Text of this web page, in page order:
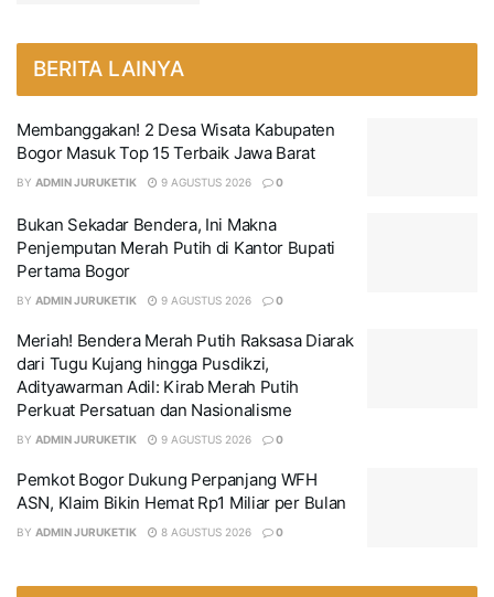
BERITA LAINYA
Membanggakan! 2 Desa Wisata Kabupaten
Bogor Masuk Top 15 Terbaik Jawa Barat
BY ADMIN JURUKETIK 9 AGUSTUS 2026 0
Bukan Sekadar Bendera, Ini Makna
Penjemputan Merah Putih di Kantor Bupati
Pertama Bogor
BY ADMIN JURUKETIK 9 AGUSTUS 2026 0
Meriah! Bendera Merah Putih Raksasa Diarak
dari Tugu Kujang hingga Pusdikzi,
Adityawarman Adil: Kirab Merah Putih
Perkuat Persatuan dan Nasionalisme
BY ADMIN JURUKETIK 9 AGUSTUS 2026 0
Pemkot Bogor Dukung Perpanjang WFH
ASN, Klaim Bikin Hemat Rp1 Miliar per Bulan
BY ADMIN JURUKETIK 8 AGUSTUS 2026 0